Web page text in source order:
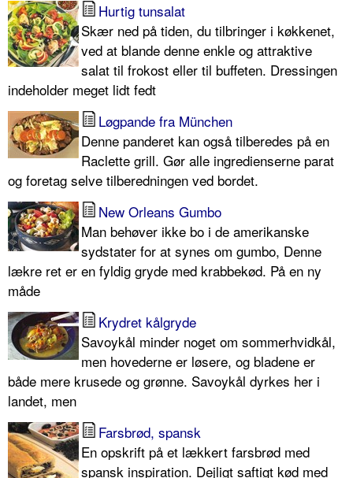
Hurtig tunsalat
Skær ned på tiden, du tilbringer i køkkenet,
ved at blande denne enkle og attraktive
salat til frokost eller til buffeten. Dressingen
indeholder meget lidt fedt
Løgpande fra München
Denne panderet kan også tilberedes på en
Raclette grill. Gør alle ingredienserne parat
og foretag selve tilberedningen ved bordet.
New Orleans Gumbo
Man behøver ikke bo i de amerikanske
sydstater for at synes om gumbo, Denne
lækre ret er en fyldig gryde med krabbekød. På en ny
måde
Krydret kålgryde
Savoykål minder noget om sommerhvidkål,
men hovederne er løsere, og bladene er
både mere krusede og grønne. Savoykål dyrkes her i
landet, men
Farsbrød, spansk
En opskrift på et lækkert farsbrød med
spansk inspiration. Dejligt saftigt kød med